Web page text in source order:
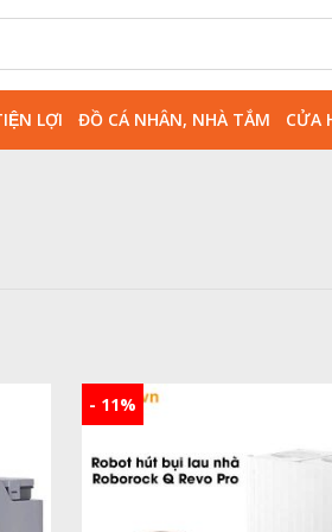
LỢI ĐỒ CÁ NHÂN, NHÀ TẮM CỬA
- 11%